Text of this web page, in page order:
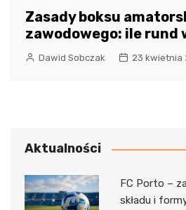
Zasady boksu
zawodowego: ile rund
Dawid Sobczak 23 kwietnia
Aktualności
FC Porto –
składu i